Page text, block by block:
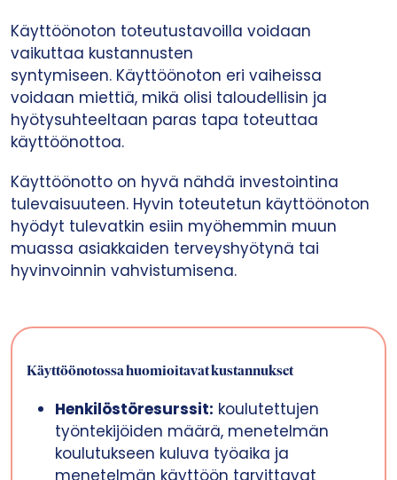
Käyttöönoton toteutustavoilla voidaan
vaikuttaa kustannusten
syntymiseen. Käyttöönoton eri vaiheissa
voidaan miettiä, mikä olisi taloudellisin ja
hyötysuhteeltaan paras tapa toteuttaa
käyttöönottoa.
Käyttöönotto on hyvä nähdä investointina
tulevaisuuteen. Hyvin toteutetun käyttöönoton
hyödyt tulevatkin esiin myöhemmin muun
muassa asiakkaiden terveyshyötynä tai
hyvinvoinnin vahvistumisena.
Käyttöönotossa huomioitavat kustannukset
Henkilöstöresurssit: koulutettujen
työntekijöiden määrä, menetelmän
koulutukseen kuluva työaika ja
menetelmän käyttöön tarvittavat